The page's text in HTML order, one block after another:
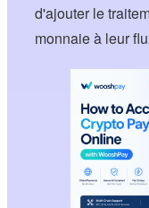
d'ajouter le
monnaie à leur